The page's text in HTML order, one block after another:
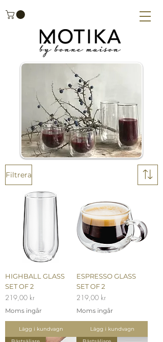
Filtrera
HIGHBALL GLASS
SET OF 2
Pris
219,00 kr
Moms ingår
Lägg i kundvagn
ESPRESSO GLASS
SET OF 2
Pris
219,00 kr
Moms ingår
Lägg i kundvagn